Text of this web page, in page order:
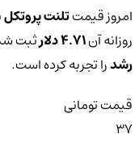
امروز قیمتتلنت پروتکل
روزانه آن4.71 دلار ثبت
رشدرا تجربه کرده است.
قیمت تومانی
37